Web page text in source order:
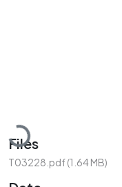
Loading...
Files
T03228.pdf(1.64 MB)